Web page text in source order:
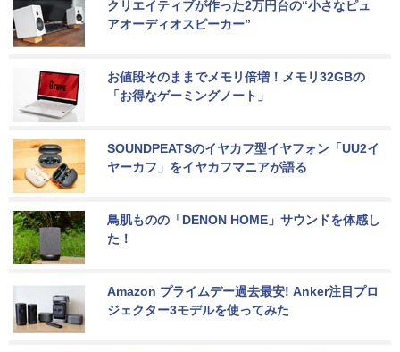
クリエイティブが作った2万円台の“小さなピュ
アオーディオスピーカー”
お値段そのままでメモリ倍増！メモリ32GBの
「お得なゲーミングノート」
SOUNDPEATSのイヤカフ型イヤフォン「UU2イ
ヤーカフ」をイヤカフマニアが語る
鳥肌ものの「DENON HOME」サウンドを体感し
た！
Amazon プライムデー過去最安! Anker注目プロ
ジェクター3モデルを使ってみた